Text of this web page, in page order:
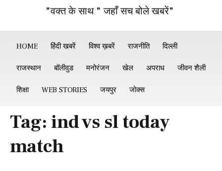
"वक्त के साथ " जहाँ सच बोले खबरें"
HOME हिंदी खबरें विश्व ख़बरें राजनीति दिल्ली
राजस्थान बॉलीवुड मनोरंजन खेल अपराध जीवन शैली
शिक्षा WEB STORIES जयपुर जोक्स
Tag: ind vs sl today
match